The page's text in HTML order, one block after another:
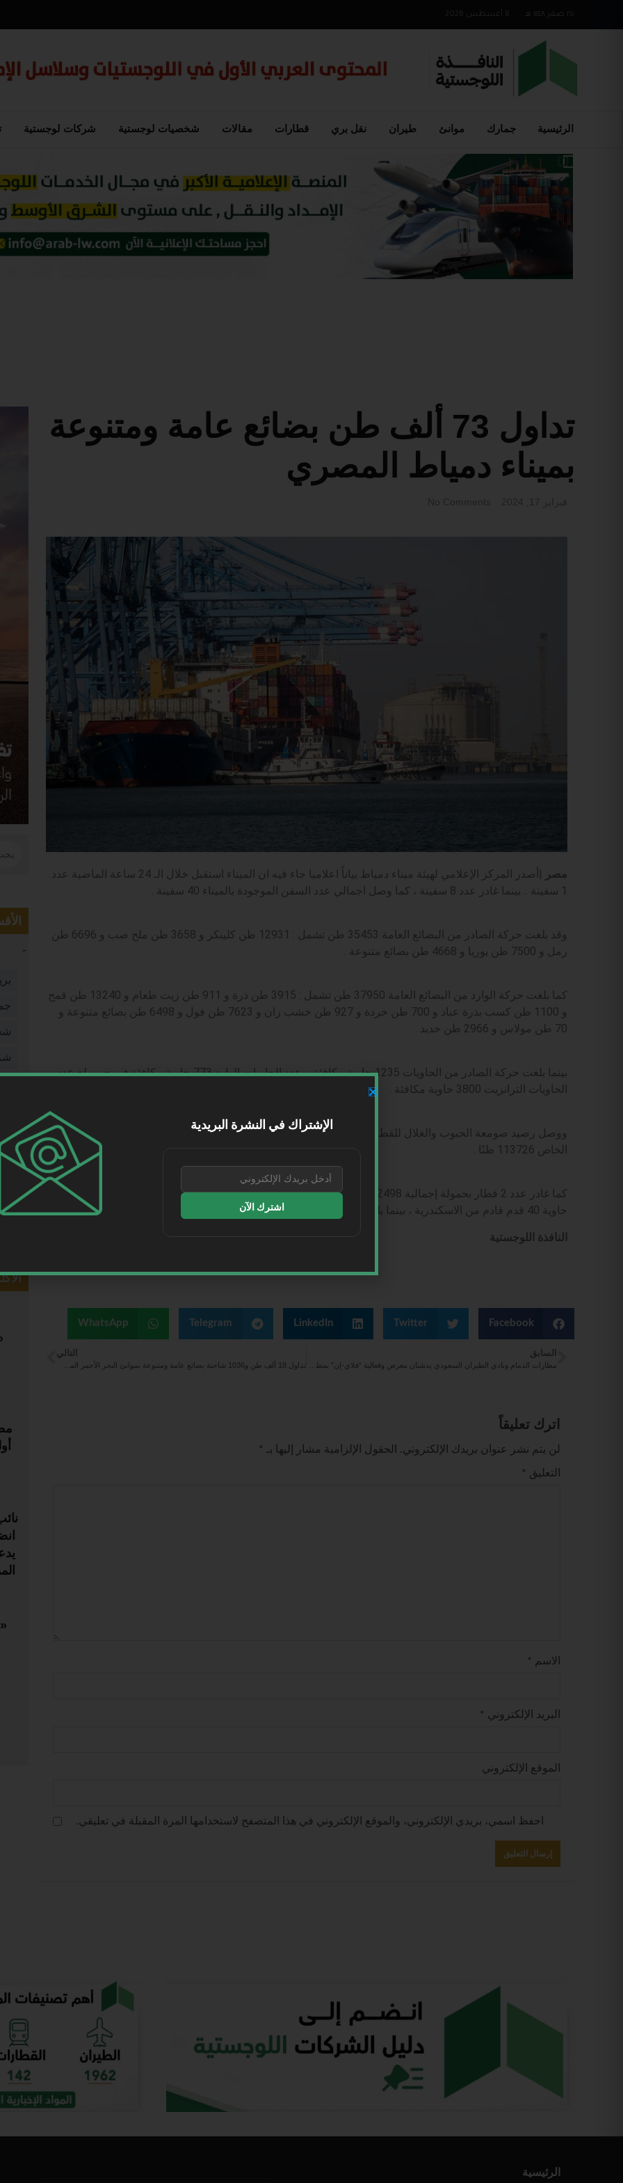
8 أغسطس 2026
الرئيسية جمارك موانئ طيران نقل بري قطارات مقالات شخصيات لوجستية شركات لوجستية
تداول 73 ألف طن بضائع عامة ومتنوعة
بميناء دمياط المصري
مصر
|أصدر المركز الإعلامي لهيئة ميناء دمياط بياناً اعلاميا جاء فيه ان الميناء استقبل خلال الـ 24 ساعة الماضية عدد
1 سفينة .. بينما غادر عدد 8 سفينة ، كما وصل اجمالي عدد السفن الموجودة بالميناء 40 سفينة .
وقد بلغت حركة الصادر من البضائع العامة 35453 طن تشمل : 12931 طن كلينكر و 3658 طن ملح صب و 6696 طن
رمل و 7500 طن يوريا و 4668 طن بضائع متنوعة .
كما بلغت حركة الوارد من البضائع العامة 37950 طن تشمل : 3915 طن ذرة و 911 طن زيت طعام و 13240 طن قمح
و 1100 طن كسب بذرة عباد و 700 طن خردة و 927 طن خشب زان و 7623 طن فول و 6498 طن بضائع متنوعة و
70 طن مولاس و 2966 طن حديد .
بينما بلغت حركة الصادر من الحاويات 1235 حاوية مكافئة و عدد الحاويات الوارد 773 حاوية مكافئة فى حين بلغ عدد
الحاويات الترانزيت 3800 حاوية مكافئة .
ووصل رصيد صومعة الحبوب والغلال للقطاع العام بالميناء من القمح 70468 طنًا … بينما بلغ رصيده في مخازن القطاع
الخاص 113726 طنًا .
كما غادر عدد 2 قطار بحمولة إجمالية 2498 طن قمح متجهين إلى صوامع شبرا ، و عدد 1 قطار بعد أن فرغ عدد 25
حاوية 40 قدم قادم من الاسكندرية ، بينما بلغت الشاحنات دخولًا وخروجًا عدد 4437 شاحنة .
النافذة اللوجستية
Facebook
Twitter
LinkedIn
Telegram
WhatsApp
السابق التالي
اترك تعليقاً
لن يتم نشر عنوان بريدك الإلكتروني. الحقول الإلزامية مشار إليها بـ *
التعليق *
الاسم *
البريد الإلكتروني *
الموقع الإلكتروني
احفظ اسمي، بريدي الإلكتروني، والموقع الإلكتروني في هذا المتصفح لاستخدامها المرة المقبلة في تعليقي.
الرئيسية
الإشتراك في النشرة البريدية
اشترك الآن